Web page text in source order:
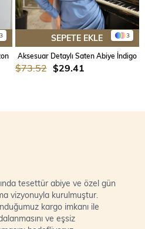
3 3
SEPETE EKLE
Aksesuar Detaylı Saten Abiye İndigo
$29.41
$73.52
tesettür abiye ve özel gün
vizyonuyla kurulmuştur.
kargo imkanı ile
ve eşsiz